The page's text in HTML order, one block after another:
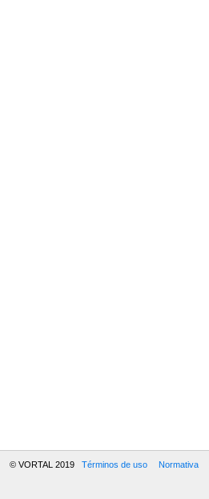
© VORTAL 2019 Términos de uso Normativa